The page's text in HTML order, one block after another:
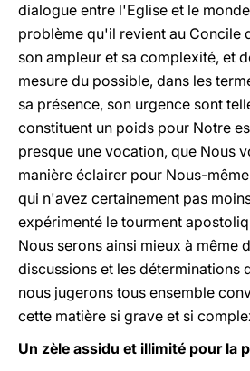
dialogue entre l'Eglise et le
problème qu'il revient au Concile
son ampleur et sa complexité, et
mesure du possible, dans les
sa présence, son urgence sont
constituent un poids pour Notre
presque une vocation, que Nous
manière éclairer pour Nous-
qui n'avez certainement pas
expérimenté le tourment
Nous serons ainsi mieux à même
discussions et les déterminations
nous jugerons tous ensemble
cette matière si grave et si
Un zèle assidu et illimité pour la